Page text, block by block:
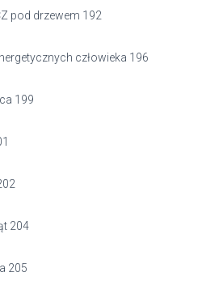
pod drzewem 192
człowieka 196
199
204
205